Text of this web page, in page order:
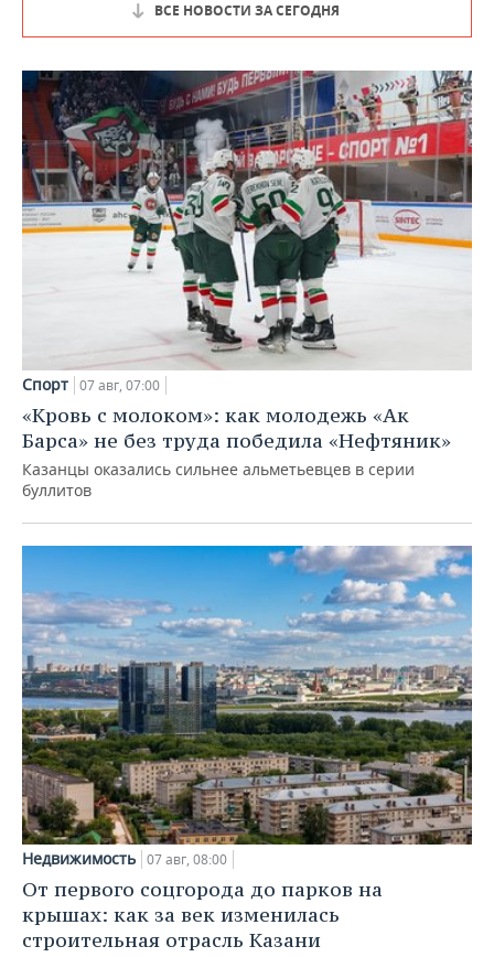
ВСЕ НОВОСТИ ЗА СЕГОДНЯ
Спорт 07 авг, 07:00
«Кровь с молоком»: как молодежь «Ак
Барса» не без труда победила «Нефтяник»
Казанцы оказались сильнее альметьевцев в серии
буллитов
Недвижимость 07 авг, 08:00
От первого соцгорода до парков на
крышах: как за век изменилась
строительная отрасль Казани